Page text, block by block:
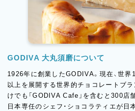
GODIVA 大丸須磨について
1926年に創業したGODIVA。現在、世
以上を展開する世界的チョコレートブラ
けでも「GODIVA Cafe」を含むと300店
日本専任のシェフ・ショコラティエが日